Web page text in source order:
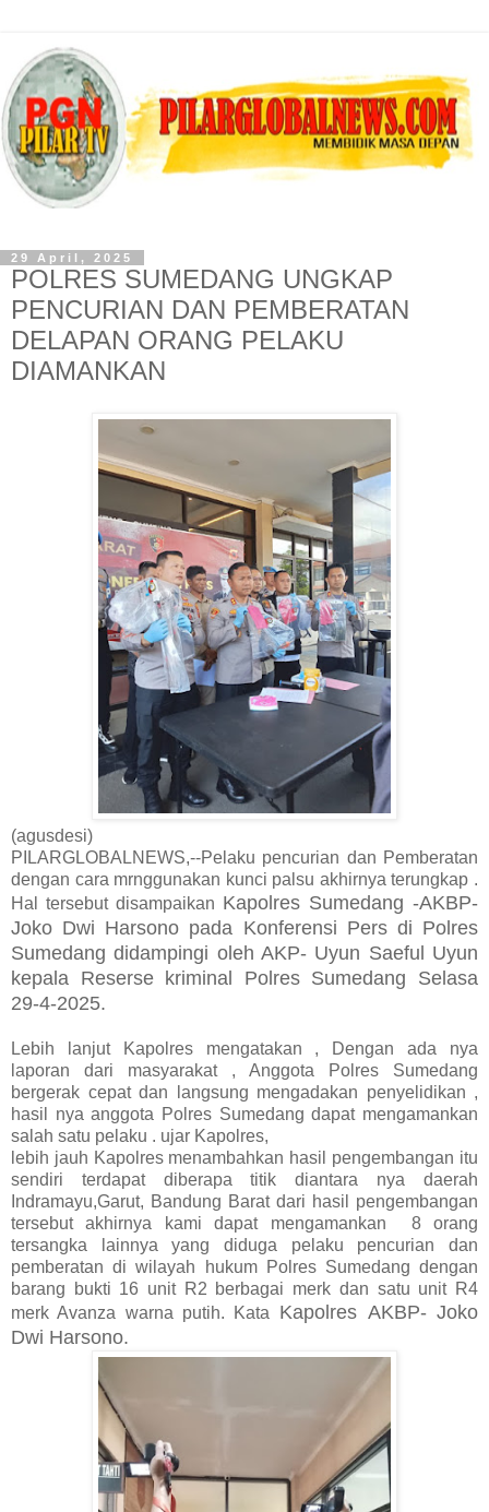
29 April, 2025
POLRES SUMEDANG UNGKAP
PENCURIAN DAN PEMBERATAN
DELAPAN ORANG PELAKU
DIAMANKAN
(agusdesi)
PILARGLOBALNEWS,--Pelaku pencurian dan Pemberatan
dengan cara mrnggunakan kunci palsu akhirnya terungkap .
Hal tersebut disampaikan Kapolres Sumedang -AKBP-
Joko Dwi Harsono pada Konferensi Pers di Polres
Sumedang didampingi oleh AKP- Uyun Saeful Uyun
kepala Reserse kriminal Polres Sumedang Selasa
29-4-2025.
Lebih lanjut Kapolres mengatakan , Dengan ada nya
laporan dari masyarakat , Anggota Polres Sumedang
bergerak cepat dan langsung mengadakan penyelidikan ,
hasil nya anggota Polres Sumedang dapat mengamankan
salah satu pelaku . ujar Kapolres,
lebih jauh Kapolres menambahkan hasil pengembangan itu
sendiri terdapat diberapa titik diantara nya daerah
Indramayu,Garut, Bandung Barat dari hasil pengembangan
tersebut akhirnya kami dapat mengamankan 8 orang
tersangka lainnya yang diduga pelaku pencurian dan
pemberatan di wilayah hukum Polres Sumedang dengan
barang bukti 16 unit R2 berbagai merk dan satu unit R4
merk Avanza warna putih. Kata
Kapolres AKBP- Joko
Dwi Harsono.